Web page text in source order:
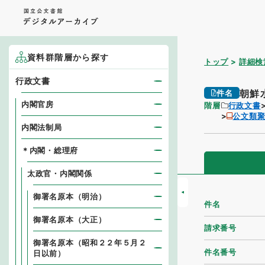
トップ 詳細
件名 朝鮮
階層
行政文書
公文類
件名
請求番号
件名番号
資料群階層から探す
行政文書
内閣官房
内閣法制局
＊内閣・総理府
太政官・内閣関係
御署名原本（明治）
御署名原本（大正）
御署名原本（昭和２２年５月２
日以前）